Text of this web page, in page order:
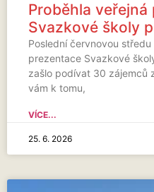
Proběhla
Svazkové školy
Poslední červnovou
prezentace Svazkové
zašlo podívat 30 zájemců
vám k tomu,
VÍCE...
25. 6. 2026